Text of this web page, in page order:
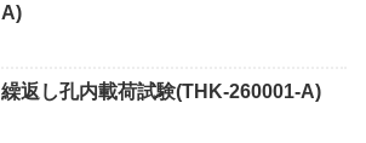
A)
繰返し孔内載荷試験(THK-260001-A)